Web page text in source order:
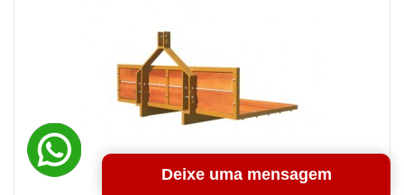
Plataforma de Madeira Fixa
Deixe uma mensagem